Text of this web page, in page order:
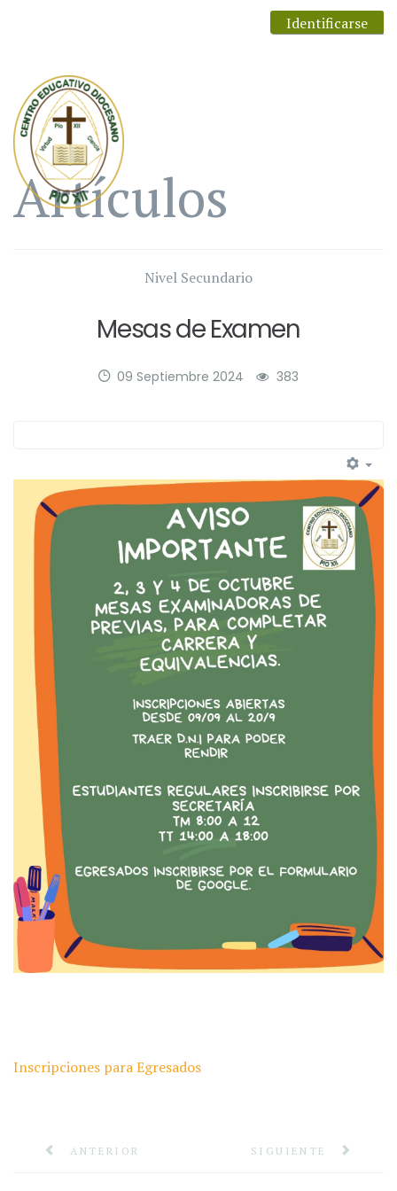
Identificarse
Artículos
Nivel Secundario
Mesas de Examen
09 Septiembre 2024 383
Inscripciones para Egresados
ANTERIOR SIGUIENTE